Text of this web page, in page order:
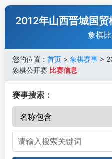
2012年山西晋城国
象棋
您的位置： 首页 > 象棋赛事 >
象棋公开赛 比赛信息
赛事搜索：